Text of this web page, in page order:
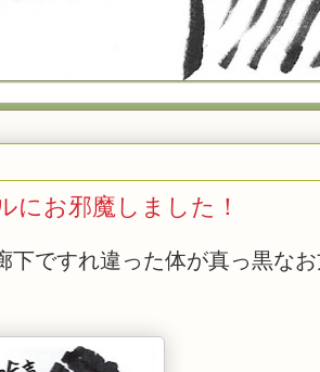
お邪魔しました！
ですれ違った体が真っ黒な